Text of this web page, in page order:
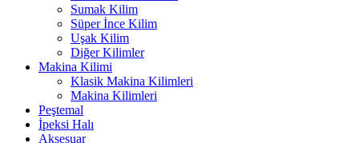
Sumak Kilim
Süper İnce Kilim
Uşak Kilim
Diğer Kilimler
Makina Kilimi
Klasik Makina Kilimleri
Makina Kilimleri
Peştemal
İpeksi Halı
Aksesuar